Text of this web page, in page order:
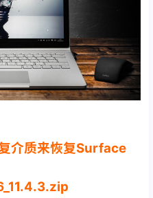
介质来恢复Surface